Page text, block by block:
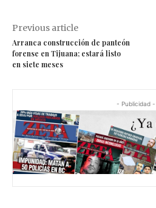
Previous article
Arranca construcción de panteón
forense en Tijuana; estará listo
en siete meses
- Publicidad -